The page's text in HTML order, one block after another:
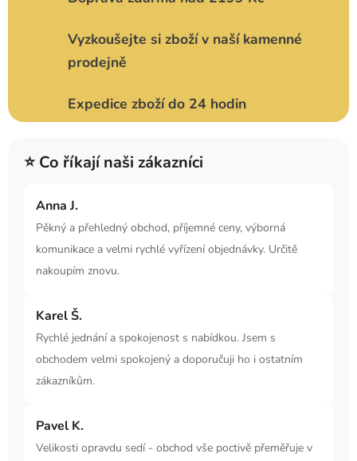
Vyzkoušejte si zboží v naší kamenné
prodejně
Expedice zboží do 24 hodin
⭐ Co říkají naši zákazníci
Anna J.
Pěkný a přehledný obchod, příjemné ceny, výborná
komunikace a velmi rychlé vyřízení objednávky. Určitě
nakoupím znovu.
Karel Š.
Rychlé jednání a spokojenost s nabídkou. Jsem s
obchodem velmi spokojený a doporučuji ho i ostatním
zákazníkům.
Pavel K.
Velikosti opravdu sedí - obchod vše poctivě přeměřuje v